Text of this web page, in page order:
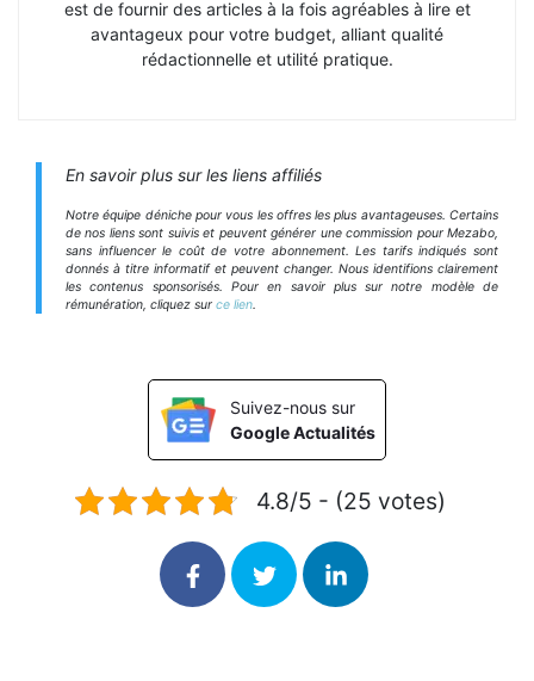
est de fournir des articles à la fois agréables à lire et
avantageux pour votre budget, alliant qualité
rédactionnelle et utilité pratique.
En savoir plus sur les liens affiliés
Notre équipe déniche pour vous les offres les plus avantageuses. Certains
de nos liens sont suivis et peuvent générer une commission pour Mezabo,
sans influencer le coût de votre abonnement. Les tarifs indiqués sont
donnés à titre informatif et peuvent changer. Nous identifions clairement
les contenus sponsorisés. Pour en savoir plus sur notre modèle de
rémunération, cliquez sur ce lien.
Suivez-nous sur
Google Actualités
4.8/5 - (25 votes)